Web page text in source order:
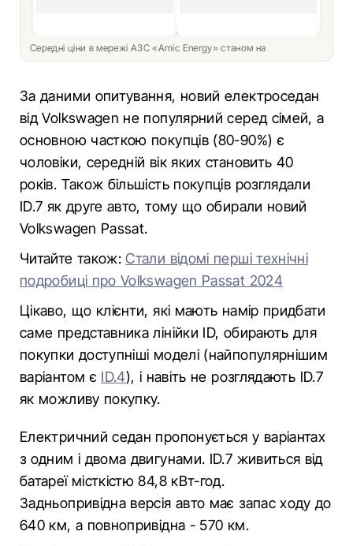
Середні ціни в мережі АЗС «Amic Energy» станом на
За даними опитування, новий електроседан
від Volkswagen не популярний серед сімей, а
основною часткою покупців (80-90%) є
чоловіки, середній вік яких становить 40
років. Також більшість покупців розглядали
ID.7 як друге авто, тому що обирали новий
Volkswagen Passat.
Читайте також:Стали відомі перші технічні
подробиці про Volkswagen Passat 2024
Цікаво, що клієнти, які мають намір придбати
саме представника лінійки ID, обирають для
покупки доступніші моделі (найпопулярнішим
варіантом є ID.4), і навіть не розглядають ID.7
як можливу покупку.
Електричний седан пропонується у варіантах
з одним і двома двигунами. ID.7 живиться від
батареї місткістю 84,8 кВт-год.
Задньопривідна версія авто має запас ходу до
640 км, а повнопривідна - 570 км.